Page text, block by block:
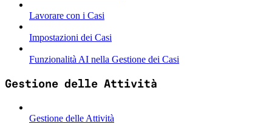
Lavorare con i Casi
Impostazioni dei Casi
Funzionalità AI nella Gestione dei Casi
Gestione delle Attività
Gestione delle Attività